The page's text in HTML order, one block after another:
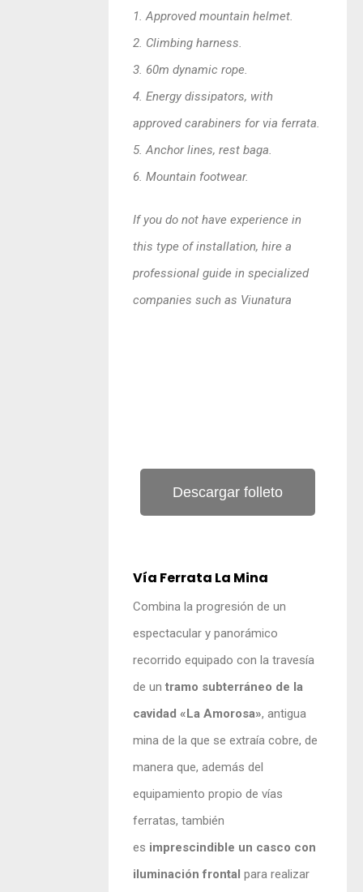
1. Approved mountain helmet.
2. Climbing harness.
3. 60m dynamic rope.
4. Energy dissipators, with
approved carabiners for via ferrata.
5. Anchor lines, rest baga.
6. Mountain footwear.
If you do not have experience in
this type of installation, hire a
professional guide in specialized
companies such as Viunatura
Descargar folleto
Vía Ferrata La Mina
Combina la progresión de un
espectacular y panorámico
recorrido equipado con la travesía
de untramo subterráneo de la
cavidad «La Amorosa», antigua
mina de la que se extraía cobre, de
manera que, además del
equipamiento propio de vías
ferratas, también
es imprescindible un casco con
iluminación frontal para realizar